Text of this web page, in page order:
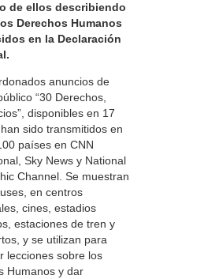
de ellos describiendo
Derechos Humanos
en la Declaración
anuncios de
“30 Derechos,
disponibles en 17
sido transmitidos en
países en CNN
Sky News y National
Channel. Se muestran
en centros
cines, estadios
estaciones de tren y
y se utilizan para
lecciones sobre los
Humanos y dar